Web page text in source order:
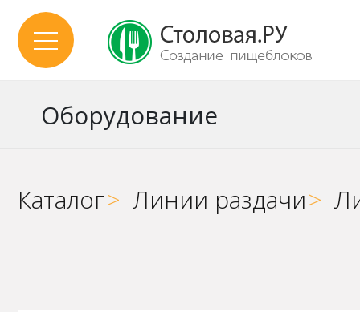
Оборудование
Каталог> Линии раздачи>